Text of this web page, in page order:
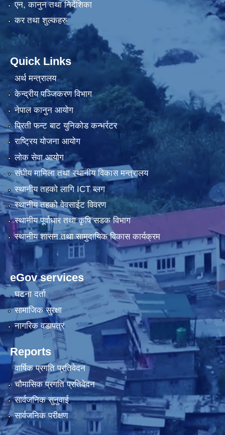
एन, कानुन तथा निर्देशिका
कर तथा शुल्कहरु
Quick Links
अर्थ मन्त्रालय
केन्द्रीय पञ्जिकरण विभाग
नेपाल कानुन आयोग
प्रिती फन्ट बाट युनिकोड कन्भर्रटर
राष्ट्रिय योजना आयोग
लोक सेवा आयोग
संघीय मामिला तथा स्थानीय विकास मन्त्रालय
स्थानीय तहको लागि ICT ब्लग
स्थानीय तहको वेवसाईट विवरण
स्थानीय पूर्वाधार तथा कृषि सडक विभाग
स्थानीय शासन तथा सामुदायिक विकास कार्यक्रम
eGov services
घटना दर्ता
सामाजिक सुरक्षा
नागरिक वडापत्र
Reports
वार्षिक प्रगति प्रतिवेदन
चौमासिक प्रगति प्रतिवेदन
सार्वजनिक सुनुवाई
सार्वजनिक परीक्षण